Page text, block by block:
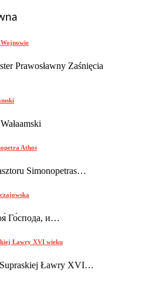
Prawosławny Zaśnięcia
Athos
Simonopetras…
Го́спода, и…
Ławry XVI wieku
Supraskiej Ławry XVI…